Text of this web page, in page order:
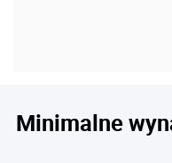
Minimalne